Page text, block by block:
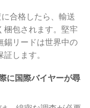
合格したら、輸送
梱包されます。堅牢
錫リードは世界中の
します。
に国際バイヤーが尋